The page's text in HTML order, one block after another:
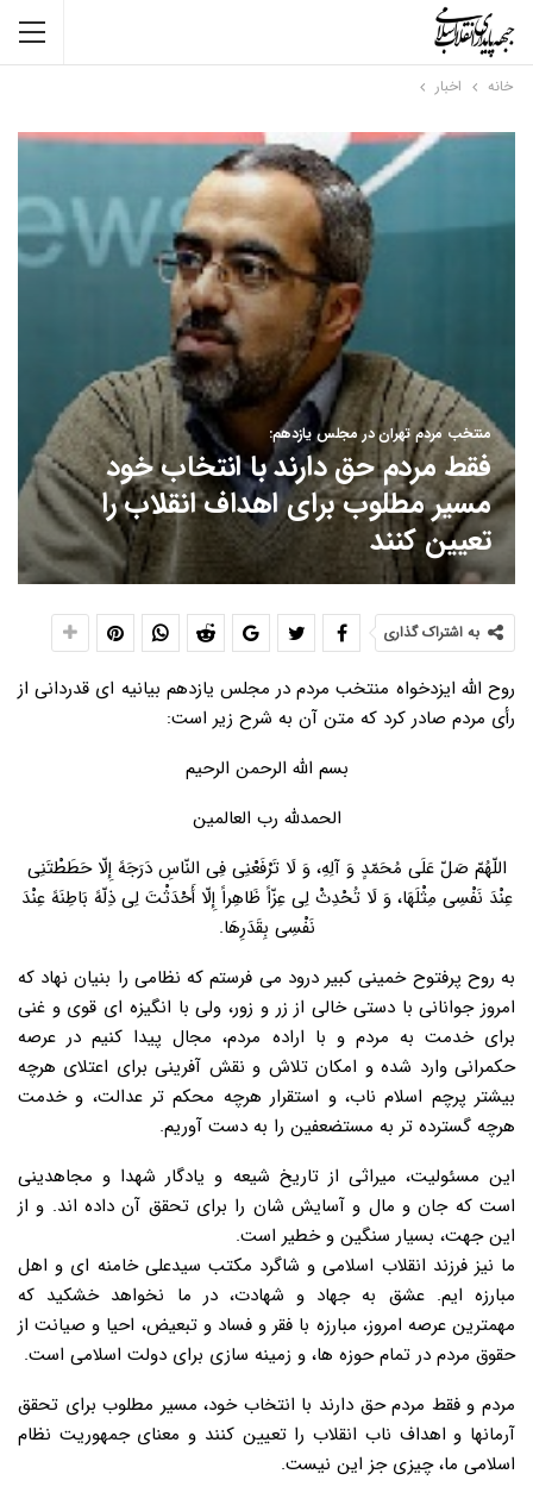
خانه اخبار
منتخب مردم تهران در مجلس یازدهم:
فقط مردم حق دارند با انتخاب خود
مسیر مطلوب برای اهداف انقلاب را
تعیین کنند
به اشتراک گذاری
روح الله ایزدخواه منتخب مردم در مجلس یازدهم بیانیه ای قدردانی از
رأی مردم صادر کرد که متن آن به شرح زیر است:
بسم الله الرحمن الرحیم
الحمدلله رب العالمین
اللّهُمّ صَلّ عَلَی مُحَمّدٍ وَ آلِهِ، وَ لَا تَرْفَعْنِی فِی النّاسِ دَرَجَهً إِلّا حَطَطْتَنِی
عِنْدَ نَفْسِی مِثْلَهَا، وَ لَا تُحْدِثْ لِی عِزّاً ظَاهِراً إِلّا أَحْدَثْتَ لِی ذِلّهً بَاطِنَهً عِنْدَ
نَفْسِی بِقَدَرِهَا.
به روح پرفتوح خمینی کبیر درود می فرستم که نظامی را بنیان نهاد که
امروز جوانانی با دستی خالی از زر و زور، ولی با انگیزه ای قوی و غنی
برای خدمت به مردم و با اراده مردم، مجال پیدا کنیم در عرصه
حکمرانی وارد شده و امکان تلاش و نقش آفرینی برای اعتلای هرچه
بیشتر پرچم اسلام ناب، و استقرار هرچه محکم تر عدالت، و خدمت
هرچه گسترده تر به مستضعفین را به دست آوریم.
این مسئولیت، میراثی از تاریخ شیعه و یادگار شهدا و مجاهدینی
است که جان و مال و آسایش شان را برای تحقق آن داده اند. و از
این جهت، بسیار سنگین و خطیر است.
ما نیز فرزند انقلاب اسلامی و شاگرد مکتب سیدعلی خامنه ای و اهل
مبارزه ایم. عشق به جهاد و شهادت، در ما نخواهد خشکید که
مهمترین عرصه امروز، مبارزه با فقر و فساد و تبعیض، احیا و صیانت از
حقوق مردم در تمام حوزه ها، و زمینه سازی برای دولت اسلامی است.
مردم و فقط مردم حق دارند با انتخاب خود، مسیر مطلوب برای تحقق
آرمانها و اهداف ناب انقلاب را تعیین کنند و معنای جمهوریت نظام
اسلامی ما، چیزی جز این نیست.